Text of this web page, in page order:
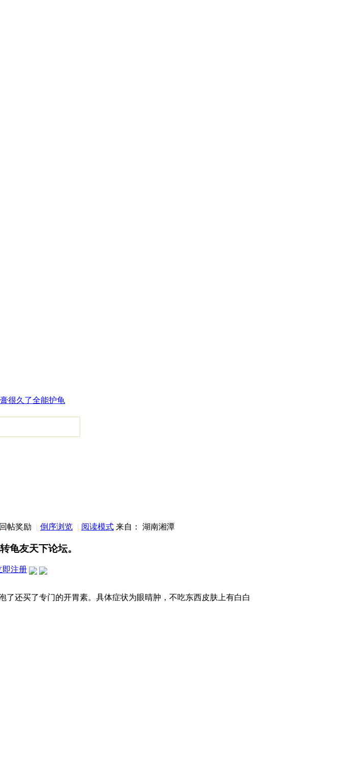
很久了全能护龟
| 倒序浏览 | 阅读模式 来自： 湖南湘潭
龟友天下论坛。
即注册
了还买了专门的开胃素。具体症状为眼晴肿，不吃东西皮肤上有白白